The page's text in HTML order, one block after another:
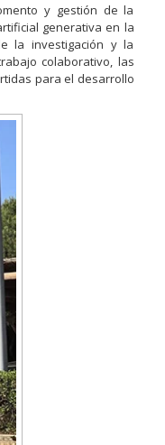
y gestión de la
generativa en la
la investigación y la
colaborativo, las
para el desarrollo